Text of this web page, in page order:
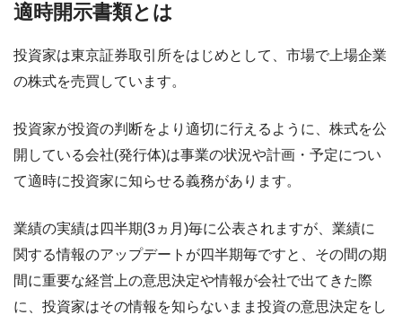
適時開示書類とは
投資家は東京証券取引所をはじめとして、市場で上場企業
の株式を売買しています。
投資家が投資の判断をより適切に行えるように、株式を公
開している会社(発行体)は事業の状況や計画・予定につい
て適時に投資家に知らせる義務があります。
業績の実績は四半期(3ヵ月)毎に公表されますが、業績に
関する情報のアップデートが四半期毎ですと、その間の期
間に重要な経営上の意思決定や情報が会社で出てきた際
に、投資家はその情報を知らないまま投資の意思決定をし